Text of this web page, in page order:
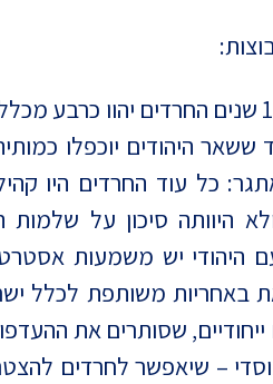
ראשית, החרדים. בעוד כ-15 שנים
כל עוד החרדים היו
היוותה סיכון על
היהודי יש משמעות
באחריות משותפת לכלל
שסותרים את
– שיאפשר לחרדים